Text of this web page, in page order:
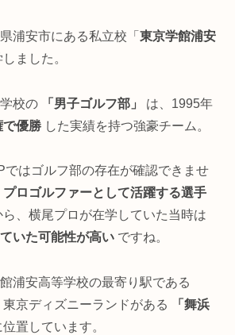
浦安市にある私立校「 東京学館浦安
ました。
校の 「男子ゴルフ部」
は、1995年
で優勝 した実績を持つ強豪チーム。
ではゴルフ部の存在が確認できませ
プロゴルファーとして活躍する選手
ら、横尾プロが在学していた当時は
いた可能性が高い ですね。
浦安高等学校の最寄り駅である
東京ディズニーランドがある
「舞浜
位置しています。